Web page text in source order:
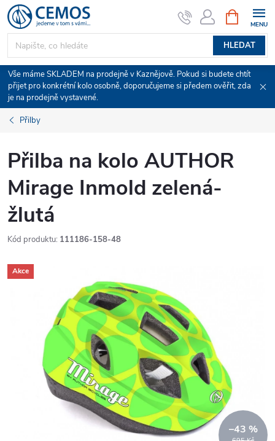
Přejít
na
obsah
HLEDAT
NÁKUPNÍ
KOŠÍK
Vše máme SKLADEM na prodejně v Kaznějově. Pokud si budete chtít
přijet pro konkrétní kolo osobně, doporučujeme si předem ověřit, zda
je na prodejně vystavené.
Přilby
Přilba na kolo AUTHOR
Mirage Inmold zelená-
žlutá
Kód produktu: 111186-158-48
Akce
–43 %